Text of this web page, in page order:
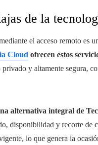
de la
el acceso remoto es
Cloud ofrecen estos
y altamente segura,
alternativa integral de
disponibilidad y recorte de
lo que genera la